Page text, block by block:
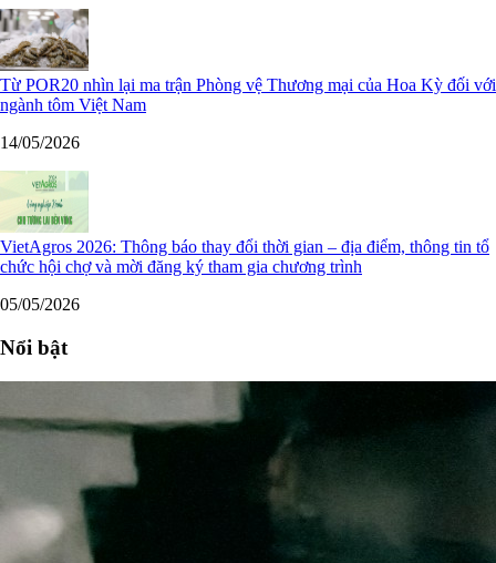
Từ POR20 nhìn lại ma trận Phòng vệ Thương mại của Hoa Kỳ đối với
ngành tôm Việt Nam
14/05/2026
VietAgros 2026: Thông báo thay đổi thời gian – địa điểm, thông tin tổ
chức hội chợ và mời đăng ký tham gia chương trình
05/05/2026
Nổi bật